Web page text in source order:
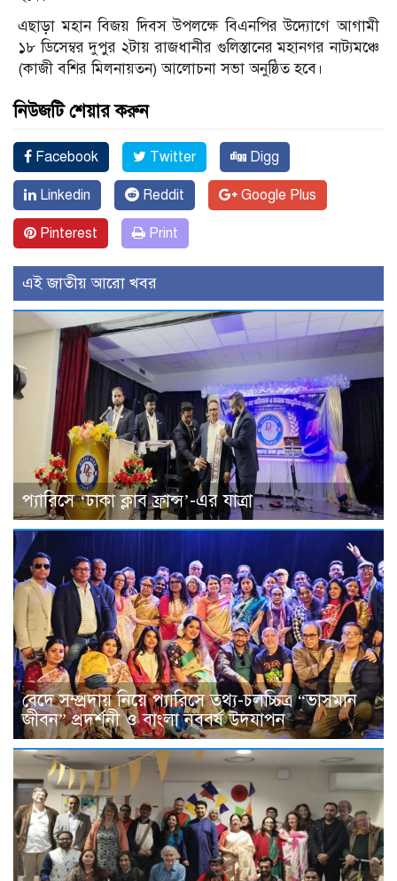
এছাড়া মহান বিজয় দিবস উপলক্ষে বিএনপির উদ্যোগে আগামী
১৮ ডিসেম্বর দুপুর ২টায় রাজধানীর গুলিস্তানের মহানগর নাট্যমঞ্চে
(কাজী বশির মিলনায়তন) আলোচনা সভা অনুষ্ঠিত হবে।
নিউজটি শেয়ার করুন
Facebook Twitter Digg
Linkedin Reddit Google Plus
Pinterest Print
এই জাতীয় আরো খবর
প্যারিসে ‘ঢাকা ক্লাব ফ্রান্স’-এর যাত্রা
বেদে সম্প্রদায় নিয়ে প্যারিসে তথ্য-চলচ্চিত্র “ভাসমান
জীবন” প্রদর্শনী ও বাংলা নববর্ষ উদযাপন